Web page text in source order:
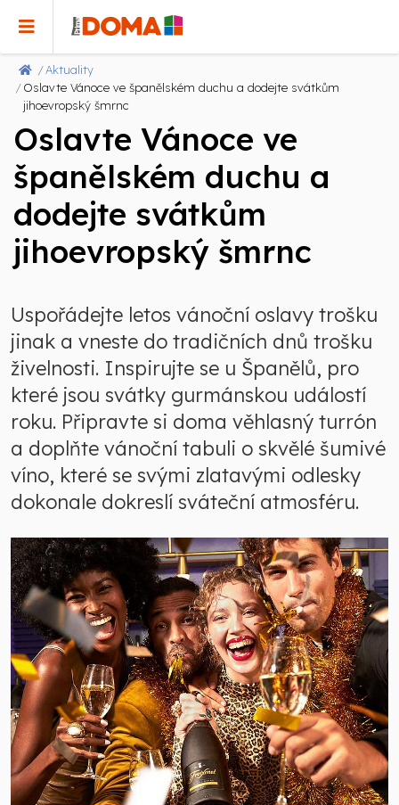
Aktuality
Oslavte Vánoce ve španělském duchu a dodejte svátkům
jihoevropský šmrnc
Oslavte Vánoce ve
španělském duchu a
dodejte svátkům
jihoevropský šmrnc
Uspořádejte letos vánoční oslavy trošku
jinak a vneste do tradičních dnů trošku
živelnosti. Inspirujte se u Španělů, pro
které jsou svátky gurmánskou událostí
roku. Připravte si doma věhlasný turrón
a doplňte vánoční tabuli o skvělé šumivé
víno, které se svými zlatavými odlesky
dokonale dokreslí sváteční atmosféru.